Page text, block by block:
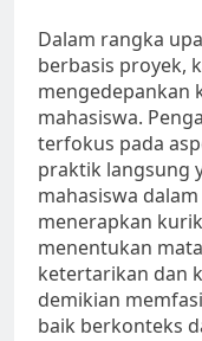
Dalam rangka
berbasis proyek,
mengedepankan
mahasiswa.
terfokus pada
praktik langsung
mahasiswa
menerapkan
menentukan
ketertarikan dan
demikian
baik berkonteks